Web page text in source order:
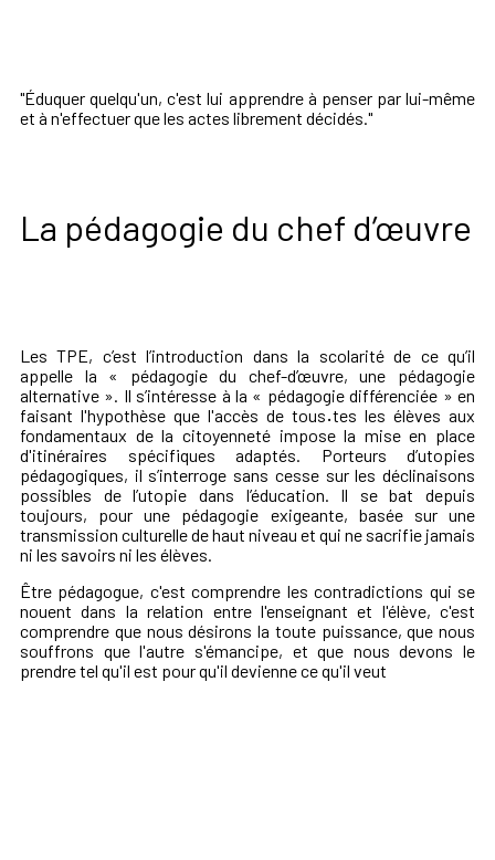
"Éduquer quelqu'un, c'est lui apprendre à penser par lui-même
et à n'effectuer que les actes librement décidés."
La pédagogie du chef d’œuvre
Les TPE, c’est l’introduction dans la scolarité de ce qu’il
appelle la « pédagogie du chef-d’œuvre, une pédagogie
alternative ». Il s’intéresse à la « pédagogie différenciée » en
faisant l'hypothèse que l'accès de tous·tes les élèves aux
fondamentaux de la citoyenneté impose la mise en place
d'itinéraires spécifiques adaptés. Porteurs d’utopies
pédagogiques, il s’interroge sans cesse sur les déclinaisons
possibles de l’utopie dans l’éducation. Il se bat depuis
toujours, pour une pédagogie exigeante, basée sur une
transmission culturelle de haut niveau et qui ne sacrifie jamais
ni les savoirs ni les élèves.
Être pédagogue, c'est comprendre les contradictions qui se
nouent dans la relation entre l'enseignant et l'élève, c'est
comprendre que nous désirons la toute puissance, que nous
souffrons que l'autre s'émancipe, et que nous devons le
prendre tel qu'il est pour qu'il devienne ce qu'il veut